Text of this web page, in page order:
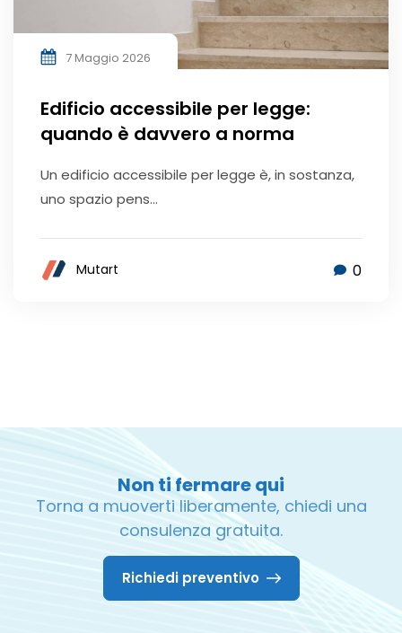
7 Maggio 2026
Edificio accessibile per legge:
quando è davvero a norma
Un edificio accessibile per legge è, in sostanza,
uno spazio pens...
Mutart 0
Non ti fermare qui
Torna a muoverti liberamente, chiedi una
consulenza gratuita.
Richiedi preventivo